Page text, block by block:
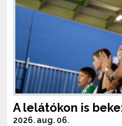
A lelátókon is
2026. aug. 06.